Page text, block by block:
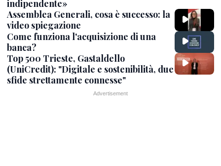
indipendente»
Assemblea Generali, cosa è successo: la
video spiegazione
Come funziona l'acquisizione di una
banca?
Top 500 Trieste, Gastaldello
(UniCredit): "Digitale e sostenibilità, due
sfide strettamente connesse"